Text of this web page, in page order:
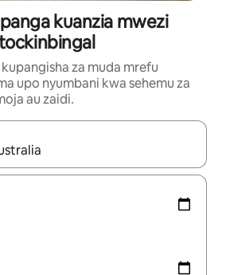
kuanzia mwezi
za muda mrefu
upo nyumbani kwa sehemu za
au zaidi.
vinjari kwa kutumia vitufe vya